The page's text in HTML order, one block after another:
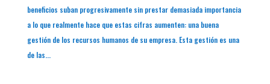
beneficios suban progresivamente sin prestar demasiada importancia
a lo que realmente hace que estas cifras aumenten: una buena
gestión de los recursos humanos de su empresa. Esta gestión es una
de las...